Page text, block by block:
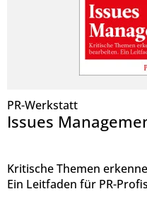
PR-Werkstatt
Issues
Kritische Themen
Ein Leitfaden für PR-Profis